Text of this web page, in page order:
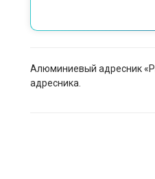
Алюминиевый адресник
адресника.